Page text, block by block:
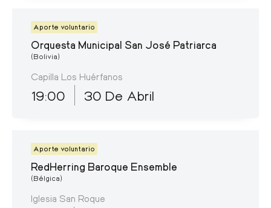
Aporte voluntario
Orquesta Municipal San José Patriarca
(Bolivia)
Capilla Los Huérfanos
19:00 30 De Abril
Aporte voluntario
RedHerring Baroque Ensemble
(Bélgica)
Iglesia San Roque